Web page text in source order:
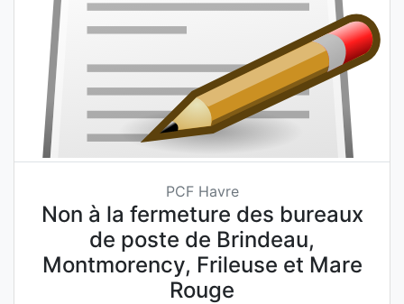
PCF Havre
Non à la fermeture des bureaux
de poste de Brindeau,
Montmorency, Frileuse et Mare
Rouge